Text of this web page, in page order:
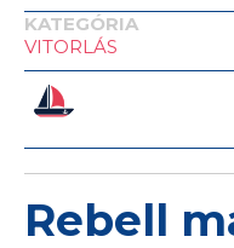
KATEGÓRIA
VITORLÁS
Rebell